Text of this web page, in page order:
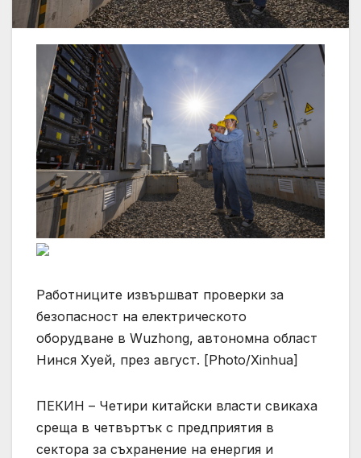
Работниците извършват проверки за
безопасност на електрическото
оборудване в Wuzhong, автономна област
Нинся Хуей, през август. [Photo/Xinhua]
ПЕКИН – Четири китайски власти свикаха
среща в четвъртък с предприятия в
сектора за съхранение на енергия и